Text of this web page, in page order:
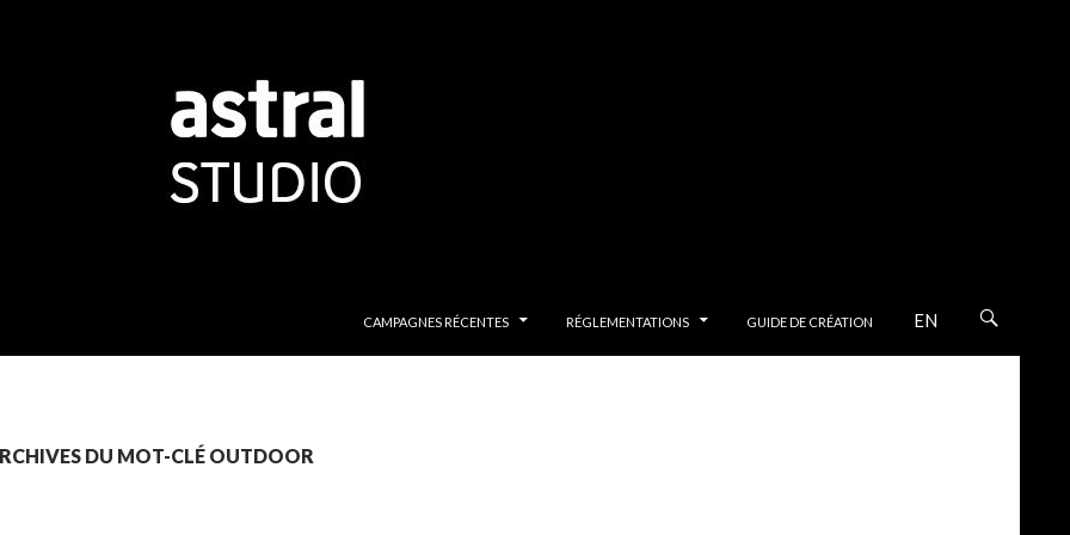
CAMPAGNES RÉCENTES
RÉGLEMENTATIONS GUIDE DE CRÉATION EN
DU MOT-CLÉ OUTDOOR